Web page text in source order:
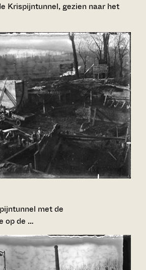
Krispijntunnel, gezien naar het
met de
op de …